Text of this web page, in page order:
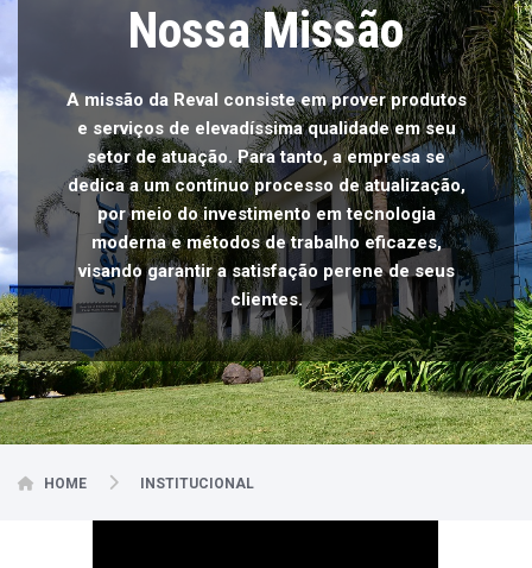
Nossa Missão
A missão da Reval consiste em prover produtos
e serviços de elevadíssima qualidade em seu
setor de atuação. Para tanto, a empresa se
dedica a um contínuo processo de atualização,
por meio do investimento em tecnologia
moderna e métodos de trabalho eficazes,
visando garantir a satisfação perene de seus
clientes.
HOME INSTITUCIONAL